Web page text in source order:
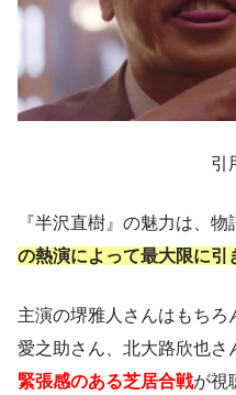
引
『半沢直樹』の魅力は、物
の熱演によって最大限に引
主演の堺雅人さんはもちろ
愛之助さん、北大路欣也さ
緊張感のある芝居合戦が視